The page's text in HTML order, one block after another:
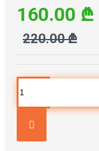
160.00 ₾
220.00 ₾